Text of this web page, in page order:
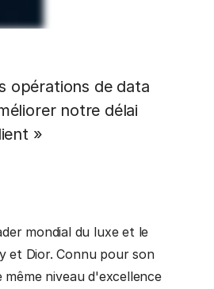
opérations de data
notre délai
»
mondial du luxe et le
et Dior. Connu pour son
niveau d'excellence